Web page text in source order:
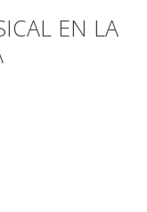
EN LA